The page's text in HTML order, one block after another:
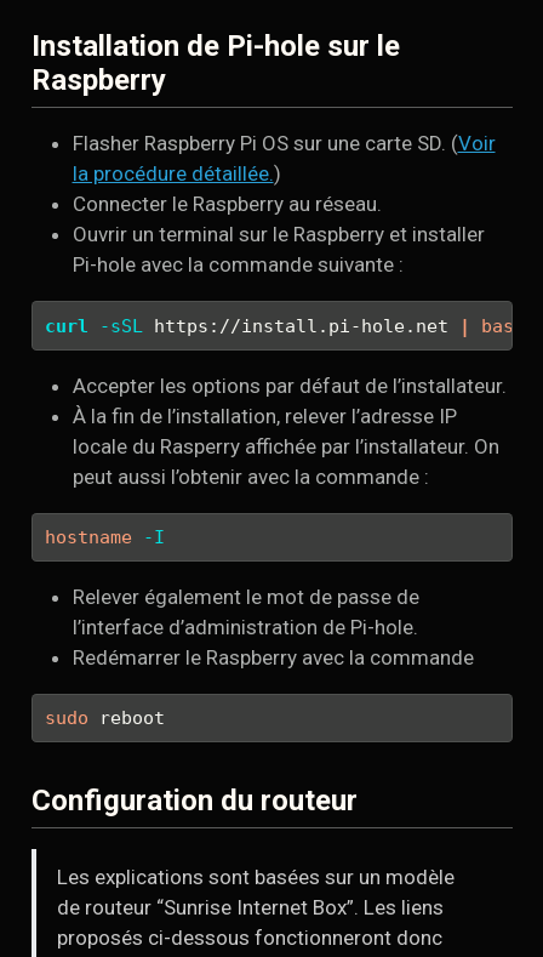
Installation de Pi-hole sur le
Raspberry
Flasher Raspberry Pi OS sur une carte SD. (Voir
la procédure détaillée.)
Connecter le Raspberry au réseau.
Ouvrir un terminal sur le Raspberry et installer
Pi-hole avec la commande suivante :
curl -sSL https://install.pi-hole.net | bash
Accepter les options par défaut de l’installateur.
À la fin de l’installation, relever l’adresse IP
locale du Rasperry affichée par l’installateur. On
peut aussi l’obtenir avec la commande :
hostname -I
Relever également le mot de passe de
l’interface d’administration de Pi-hole.
Redémarrer le Raspberry avec la commande
sudo reboot
Configuration du routeur
Les explications sont basées sur un modèle
de routeur “Sunrise Internet Box”. Les liens
proposés ci-dessous fonctionneront donc